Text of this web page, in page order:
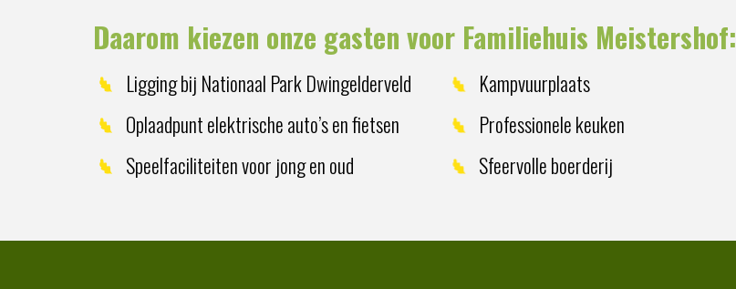
Daarom kiezen onze gasten voor Familiehuis Meistershof:
Ligging bij Nationaal Park Dwingelderveld
Oplaadpunt elektrische auto’s en fietsen
Speelfaciliteiten voor jong en oud
Kampvuurplaats
Professionele keuken
Sfeervolle boerderij